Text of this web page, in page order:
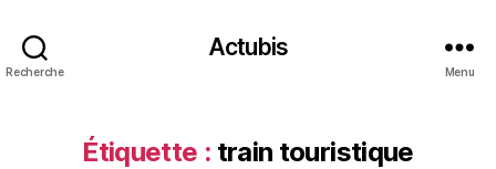
Recherche
Actubis
Menu
Étiquette : train touristique